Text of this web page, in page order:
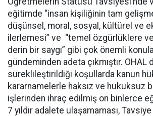
eğitimde “insan kişiliğinin tam
düşünsel, moral, sosyal, kültürel ve
ilerlemesi” ve “temel özgürlüklere ve
derin bir saygı” gibi çok önemli
gündeminden adeta çıkmıştır. OHAL
süreklileştirildiği koşullarda kanun
kararnamelerle haksız ve hukuksuz
işlerinden ihraç edilmiş on binlerce
7 yıldır adalete ulaşamaması,